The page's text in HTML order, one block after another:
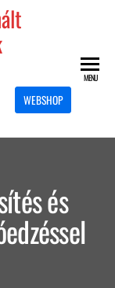
WEBSHOP
MENU
és